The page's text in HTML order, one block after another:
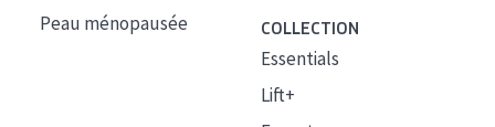
Peau ménopausée
COLLECTION
Essentials
Lift+